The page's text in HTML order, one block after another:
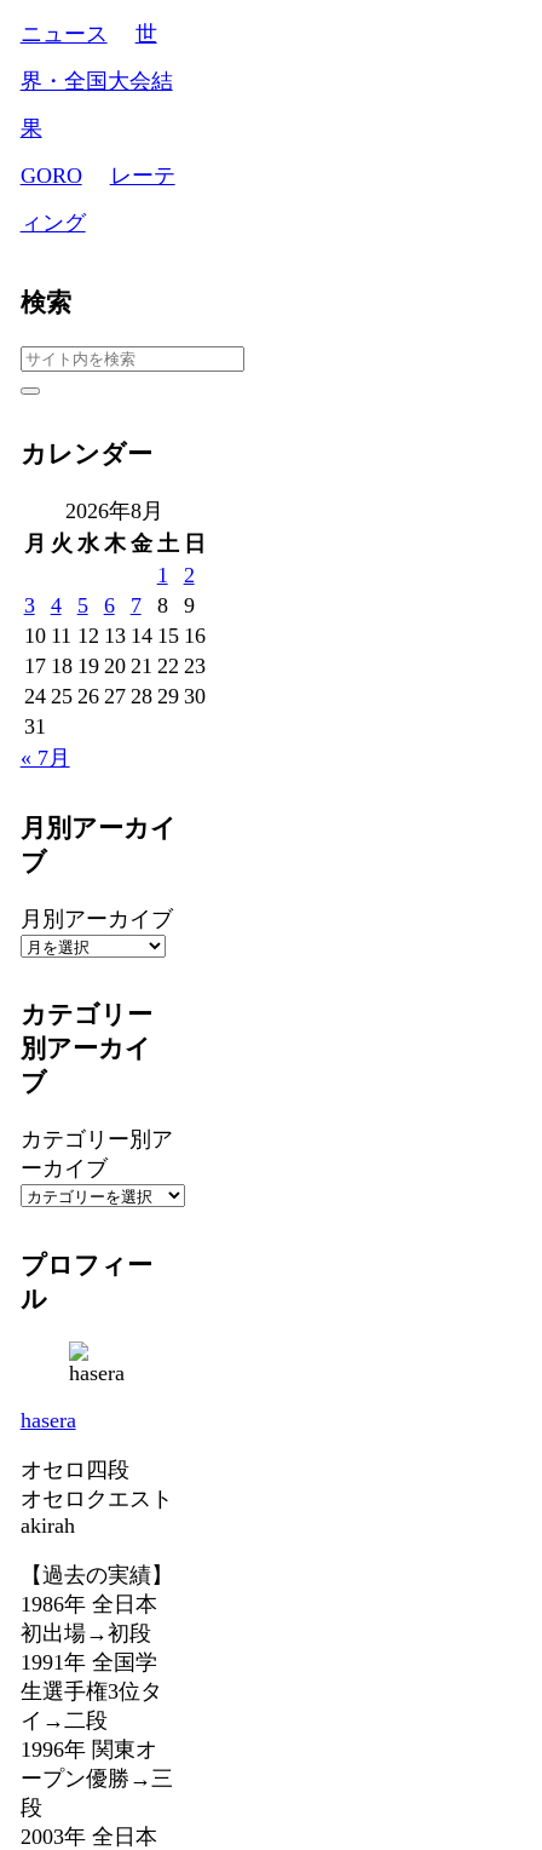
ニュース
世
界・全国大会結
果
GORO
レーテ
ィング
検索
カレンダー
2026年8月
月 火 水 木 金 土 日
1
2
3
4 5 6 7 8
9
10 11 12 13 14 15 16
17 18 19 20 21 22 23
24 25 26 27 28 29 30
31
« 7月
月別アーカイ
ブ
月別アーカイブ
カテゴリー
別アーカイ
ブ
カテゴリー別ア
ーカイブ
プロフィー
ル
hasera
オセロ四段
オセロクエスト
akirah
【過去の実績】
1986年 全日本
初出場→初段
1991年 全国学
生選手権3位タ
イ→二段
1996年 関東オ
ープン優勝→三
段
2003年 全日本